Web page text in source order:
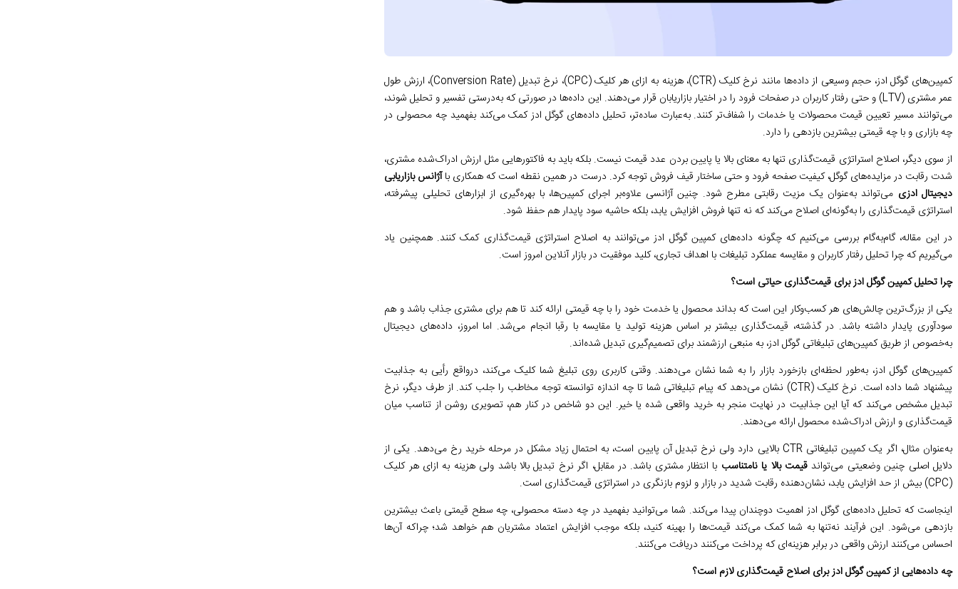
کمپین‌های گوگل ادز، حجم وسیعی از داده‌ها مانند نرخ کلیک (CTR)، هزینه به ازای هر کلیک (CPC)، نرخ تبدیل (Conversion Rate)، ارزش طول
عمر مشتری (LTV) و حتی رفتار کاربران در صفحات فرود را در اختیار بازاریابان قرار می‌دهند. این داده‌ها در صورتی که به‌درستی تفسیر و تحلیل شوند،
می‌توانند مسیر تعیین قیمت محصولات یا خدمات را شفاف‌تر کنند. به‌عبارت ساده‌تر، تحلیل داده‌های گوگل ادز کمک می‌کند بفهمید چه محصولی در
چه بازاری و با چه قیمتی بیشترین بازدهی را دارد.
از سوی دیگر، اصلاح استراتژی قیمت‌گذاری تنها به معنای بالا یا پایین بردن عدد قیمت نیست. بلکه باید به فاکتورهایی مثل ارزش ادراک‌شده مشتری،
شدت رقابت در مزایده‌های گوگل، کیفیت صفحه فرود و حتی ساختار قیف فروش توجه کرد. درست در همین نقطه است که همکاری باآژانس بازاریابی
دیجیتال ادزی می‌تواند به‌عنوان یک مزیت رقابتی مطرح شود. چنین آژانسی علاوه‌بر اجرای کمپین‌ها، با بهره‌گیری از ابزارهای تحلیلی پیشرفته،
استراتژی قیمت‌گذاری را به‌گونه‌ای اصلاح می‌کند که نه تنها فروش افزایش یابد، بلکه حاشیه سود پایدار هم حفظ شود.
در این مقاله، گام‌به‌گام بررسی می‌کنیم که چگونه داده‌های کمپین گوگل ادز می‌توانند به اصلاح استراتژی قیمت‌گذاری کمک کنند. همچنین یاد
می‌گیریم که چرا تحلیل رفتار کاربران و مقایسه عملکرد تبلیغات با اهداف تجاری، کلید موفقیت در بازار آنلاین امروز است.
چرا تحلیل کمپین گوگل ادز برای قیمت‌گذاری حیاتی است؟
یکی از بزرگ‌ترین چالش‌های هر کسب‌وکار این است که بداند محصول یا خدمت خود را با چه قیمتی ارائه کند تا هم برای مشتری جذاب باشد و هم
سودآوری پایدار داشته باشد. در گذشته، قیمت‌گذاری بیشتر بر اساس هزینه تولید یا مقایسه با رقبا انجام می‌شد. اما امروز، داده‌های دیجیتال
به‌خصوص از طریق کمپین‌های تبلیغاتی گوگل ادز، به منبعی ارزشمند برای تصمیم‌گیری تبدیل شده‌اند.
کمپین‌های گوگل ادز، به‌طور لحظه‌ای بازخورد بازار را به شما نشان می‌دهند. وقتی کاربری روی تبلیغ شما کلیک می‌کند، درواقع رأیی به جذابیت
پیشنهاد شما داده است. نرخ کلیک (CTR) نشان می‌دهد که پیام تبلیغاتی شما تا چه اندازه توانسته توجه مخاطب را جلب کند. از طرف دیگر، نرخ
تبدیل مشخص می‌کند که آیا این جذابیت در نهایت منجر به خرید واقعی شده یا خیر. این دو شاخص در کنار هم، تصویری روشن از تناسب میان
قیمت‌گذاری و ارزش ادراک‌شده محصول ارائه می‌دهند.
به‌عنوان مثال، اگر یک کمپین تبلیغاتی CTR بالایی دارد ولی نرخ تبدیل آن پایین است، به احتمال زیاد مشکل در مرحله خرید رخ می‌دهد. یکی از
دلایل اصلی چنین وضعیتی می‌تواند قیمت بالا یا نامتناسب با انتظار مشتری باشد. در مقابل، اگر نرخ تبدیل بالا باشد ولی هزینه به ازای هر کلیک
(CPC) بیش از حد افزایش یابد، نشان‌دهنده رقابت شدید در بازار و لزوم بازنگری در استراتژی قیمت‌گذاری است.
اینجاست که تحلیل داده‌های گوگل ادز اهمیت دوچندان پیدا می‌کند. شما می‌توانید بفهمید در چه دسته محصولی، چه سطح قیمتی باعث بیشترین
بازدهی می‌شود. این فرآیند نه‌تنها به شما کمک می‌کند قیمت‌ها را بهینه کنید، بلکه موجب افزایش اعتماد مشتریان هم خواهد شد؛ چراکه آن‌ها
احساس می‌کنند ارزش واقعی در برابر هزینه‌ای که پرداخت می‌کنند دریافت می‌کنند.
چه داده‌هایی از کمپین گوگل ادز برای اصلاح قیمت‌گذاری لازم است؟